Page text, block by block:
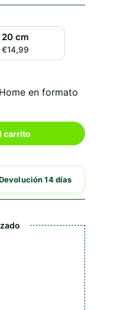
20 cm
€14,99
en formato
carrito
14 días